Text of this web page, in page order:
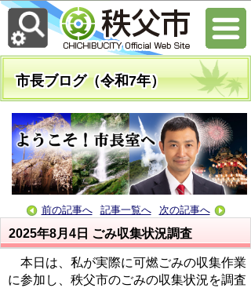
市長ブログ（令和7年）
前の記事へ 記事一覧へ 次の記事へ
2025年8月4日 ごみ収集状況調査
本日は、私が実際に可燃ごみの収集作業
に参加し、秩父市のごみの収集状況を調査